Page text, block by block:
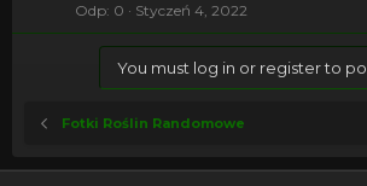
Odp 0 Styczeń 4, 2022
You must log in or register to
Fotki Roślin Randomowe